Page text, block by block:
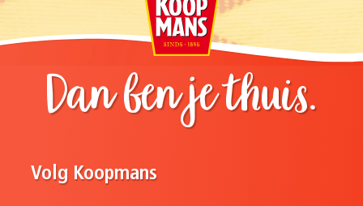
Dan ben je thuis.
Volg Koopmans